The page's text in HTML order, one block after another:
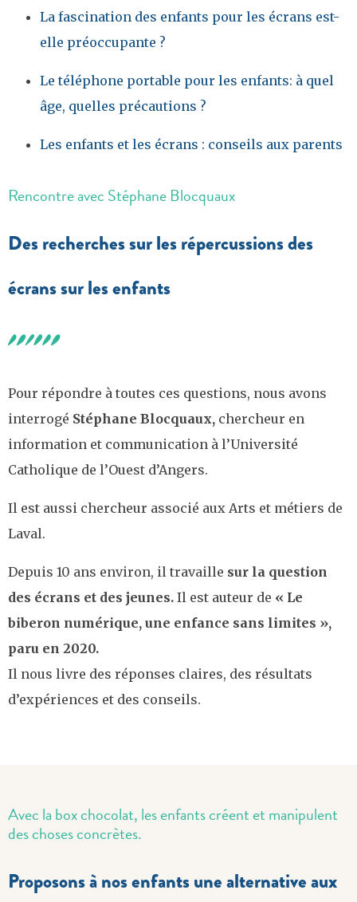
La fascination des enfants pour les écrans est-
elle préoccupante ?
Le téléphone portable pour les enfants: à quel
âge, quelles précautions ?
Les enfants et les écrans : conseils aux parents
Rencontre avec Stéphane Blocquaux
Des recherches sur les répercussions des
écrans sur les enfants
Pour répondre à toutes ces questions, nous avons
interrogé Stéphane Blocquaux, chercheur en
information et communication à l’Université
Catholique de l’Ouest d’Angers.
Il est aussi chercheur associé aux Arts et métiers de
Laval.
Depuis 10 ans environ, il travaille sur la question
des écrans et des jeunes. Il est auteur de « Le
biberon numérique, une enfance sans limites »,
paru en 2020.
Il nous livre des réponses claires, des résultats
d’expériences et des conseils.
Avec la box chocolat, les enfants créent et manipulent
des choses concrètes.
Proposons à nos enfants une alternative aux